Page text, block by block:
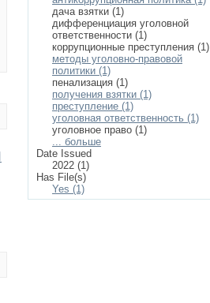
дача взятки (1)
дифференциация уголовной
ответственности (1)
коррупционные преступления (1)
методы уголовно-правовой
политики (1)
пенализация (1)
получения взятки (1)
преступление (1)
уголовная ответственность (1)
уголовное право (1)
... больше
Date Issued
2022 (1)
Has File(s)
Yes (1)